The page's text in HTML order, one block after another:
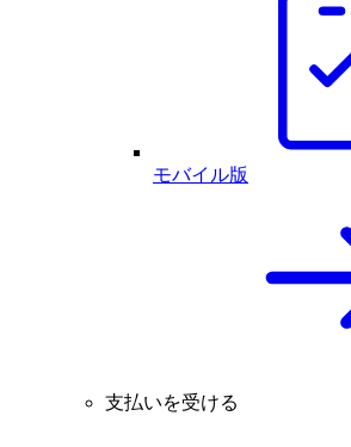
モバイル版
支払いを受ける